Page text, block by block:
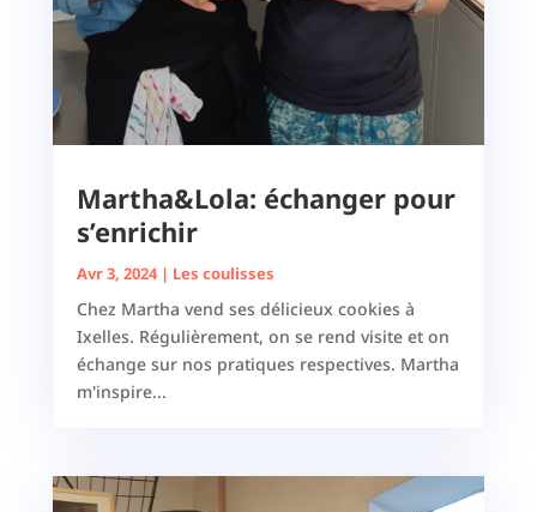
Martha&Lola: échanger pour
s’enrichir
Avr 3, 2024| Les coulisses
Chez Martha vend ses délicieux cookies à
Ixelles. Régulièrement, on se rend visite et on
échange sur nos pratiques respectives. Martha
m'inspire...